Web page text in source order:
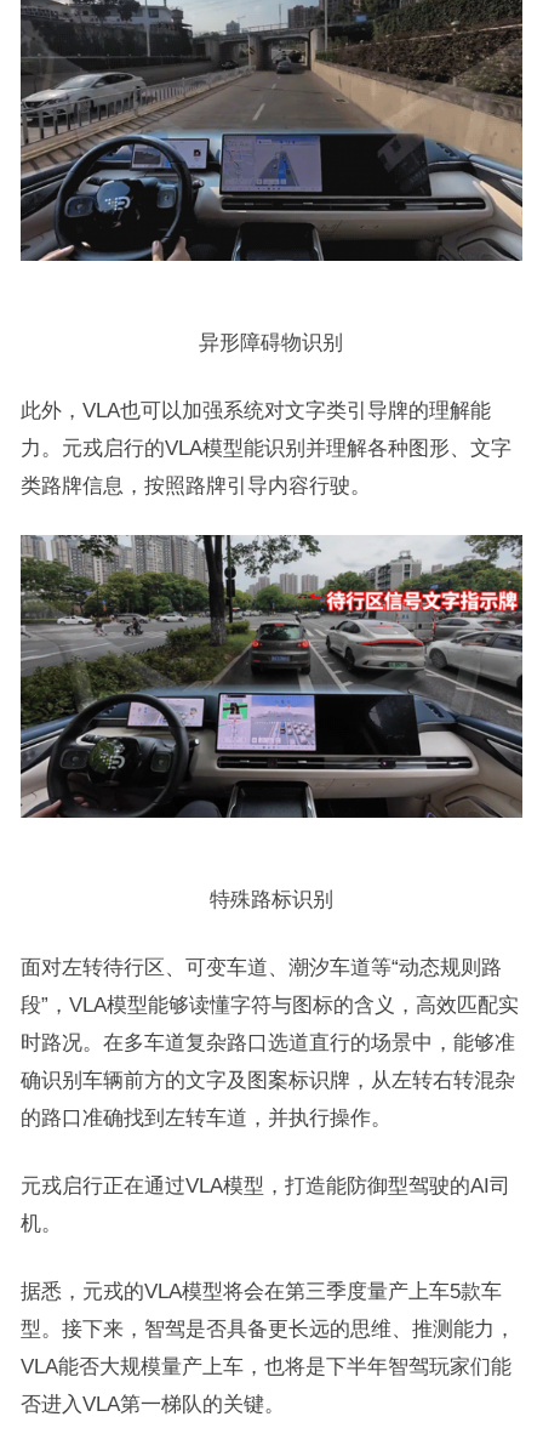
异形障碍物识别
此外，VLA也可以加强系统对文字类引导牌的理解能
力。元戎启行的VLA模型能识别并理解各种图形、文字
类路牌信息，按照路牌引导内容行驶。
特殊路标识别
面对左转待行区、可变车道、潮汐车道等“动态规则路
段”，VLA模型能够读懂字符与图标的含义，高效匹配实
时路况。在多车道复杂路口选道直行的场景中，能够准
确识别车辆前方的文字及图案标识牌，从左转右转混杂
的路口准确找到左转车道，并执行操作。
元戎启行正在通过VLA模型，打造能防御型驾驶的AI司
机。
据悉，元戎的VLA模型将会在第三季度量产上车5款车
型。接下来，智驾是否具备更长远的思维、推测能力，
VLA能否大规模量产上车，也将是下半年智驾玩家们能
否进入VLA第一梯队的关键。